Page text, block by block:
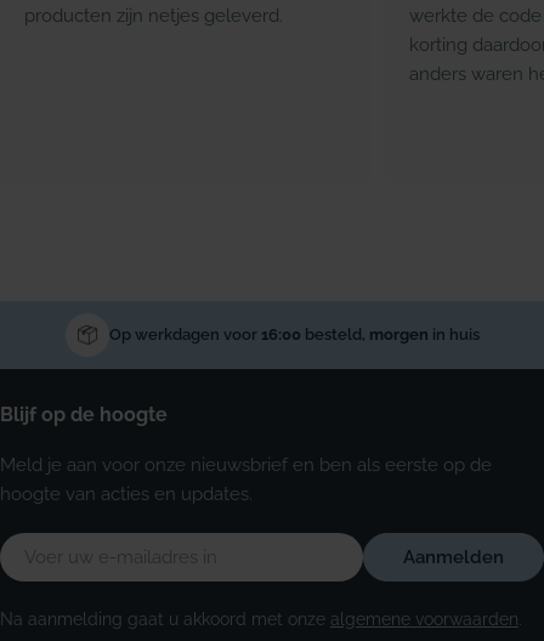
producten zijn netjes geleverd.
werkte de code
korting
anders waren
Op werkdagen voor 16:00 besteld, morgen in huis
Blijf op de hoogte
Meld je aan voor onze nieuwsbrief en ben als eerste op de
hoogte van acties en updates.
E-
mail
Aanmelden
Na aanmelding gaat u akkoord met onze algemene voorwaarden